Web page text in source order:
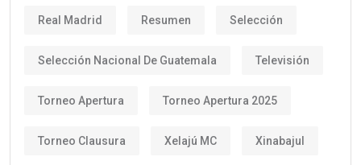
Real Madrid Resumen Selección
Selección Nacional De Guatemala Televisión
Torneo Apertura Torneo Apertura 2025
Torneo Clausura Xelajú MC Xinabajul